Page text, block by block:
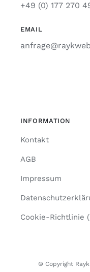
+49 (0) 177 270
EMAIL
INFORMATION
Kontakt
AGB
Impressum
Cookie-Richtlinie
© Copyright